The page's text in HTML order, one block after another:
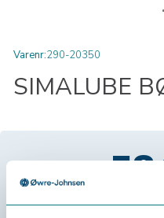
Varenr:290-20350
SIMALUBE
Eksl. mva